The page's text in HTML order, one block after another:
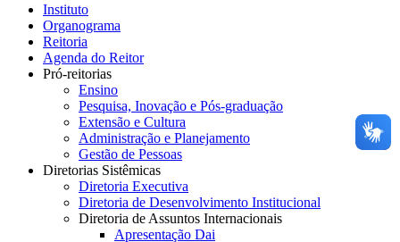
Instituto
Organograma
Reitoria
Agenda do Reitor
Pró-reitorias
Ensino
Pesquisa, Inovação e Pós-graduação
Extensão e Cultura
Administração e Planejamento
Gestão de Pessoas
Diretorias Sistêmicas
Diretoria Executiva
Diretoria de Desenvolvimento Institucional
Diretoria de Assuntos Internacionais
Apresentação Dai